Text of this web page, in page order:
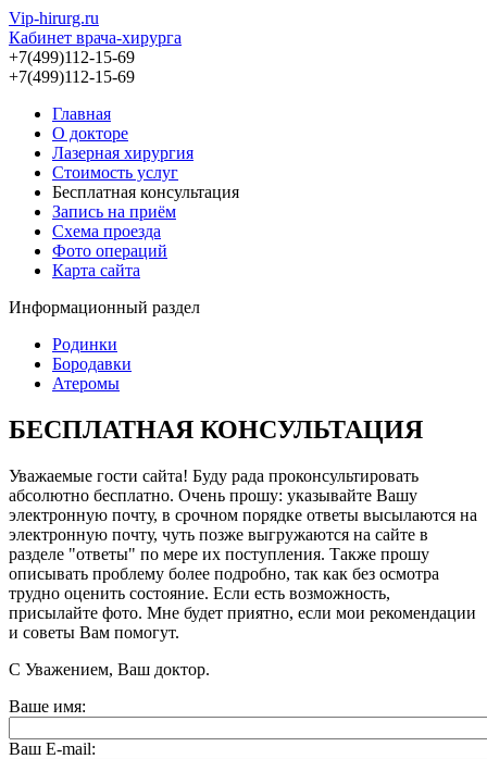
Vip-hirurg.ru
Кабинет врача-хирурга
+7(499)112-15-69
+7(499)112-15-69
Главная
О докторе
Лазерная хирургия
Стоимость услуг
Бесплатная консультация
Запись на приём
Схема проезда
Фото операций
Карта сайта
Информационный раздел
Родинки
Бородавки
Атеромы
БЕСПЛАТНАЯ КОНСУЛЬТАЦИЯ
Уважаемые гости сайта! Буду рада проконсультировать
абсолютно бесплатно. Очень прошу: указывайте Вашу
электронную почту, в срочном порядке ответы высылаются на
электронную почту, чуть позже выгружаются на сайте в
разделе "ответы" по мере их поступления. Также прошу
описывать проблему более подробно, так как без осмотра
трудно оценить состояние. Если есть возможность,
присылайте фото. Мне будет приятно, если мои рекомендации
и советы Вам помогут.
С Уважением, Ваш доктор.
Ваше имя:
Ваш E-mail: